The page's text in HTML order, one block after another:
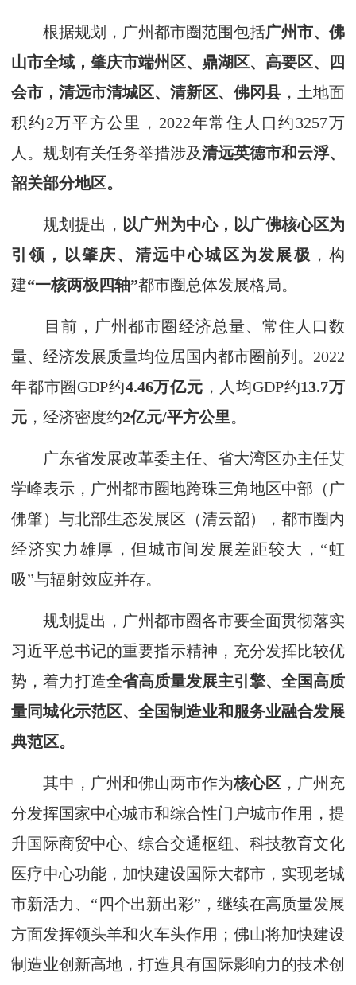
根据规划，广州都市圈范围包括广州市、佛
山市全域，肇庆市端州区、鼎湖区、高要区、四
会市，清远市清城区、清新区、佛冈县 ，土地面
积约2万平方公里，2022年常住人口约3257万
人。规划有关任务举措涉及清远英德市和云浮、
韶关部分地区。
规划提出， 以广州为中心，以广佛核心区为
引领，以肇庆、清远中心城区为发展极 ，构
建“一核两极四轴”都市圈总体发展格局。
目前，广州都市圈经济总量、常住人口数
量、经济发展质量均位居国内都市圈前列。2022
年都市圈GDP约4.46万亿元 ，人均GDP约13.7万
元 ，经济密度约2亿元/平方公里。
广东省发展改革委主任、省大湾区办主任艾
学峰表示，广州都市圈地跨珠三角地区中部（广
佛肇）与北部生态发展区（清云韶），都市圈内
经济实力雄厚，但城市间发展差距较大，“虹
吸”与辐射效应并存。
规划提出，广州都市圈各市要全面贯彻落实
习近平总书记的重要指示精神，充分发挥比较优
势，着力打造全省高质量发展主引擎、全国高质
量同城化示范区、全国制造业和服务业融合发展
典范区。
其中，广州和佛山两市作为核心区 ，广州充
分发挥国家中心城市和综合性门户城市作用，提
升国际商贸中心、综合交通枢纽、科技教育文化
医疗中心功能，加快建设国际大都市，实现老城
市新活力、“四个出新出彩”，继续在高质量发展
方面发挥领头羊和火车头作用；佛山将加快建设
制造业创新高地，打造具有国际影响力的技术创